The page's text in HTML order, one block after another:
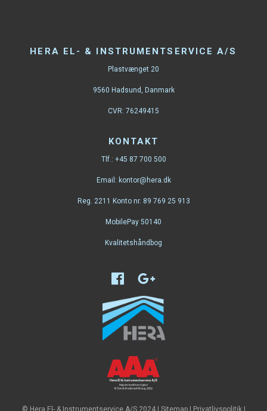
HERA EL- & INSTRUMENTSERVICE A/S
Plastvænget 20
9560 Hadsund, Danmark
CVR: 76249415
KONTAKT
Tlf.: +45 87 700 500
Email: kontor@hera.dk
Reg. 2211 Konto nr. 89 769 25 913
MobilePay 50140
Kvalitetshåndbog
© Hera El- & Instrumentservice A/S 2024 | Sitemap| Privatlivspolitik|